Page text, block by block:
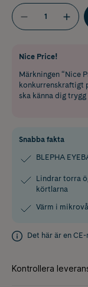
Nice Price!
Märkningen “Nice
konkurrenskraftigt
ska känna dig
Snabba fakta
BLEPHA
Lindrar torra
körtlarna
Värm i
Det här är en